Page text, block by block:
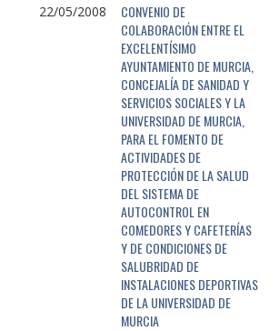
22/05/2008
CONVENIO DE
COLABORACIÓN ENTRE EL
EXCELENTÍSIMO
AYUNTAMIENTO DE MURCIA,
CONCEJALÍA DE SANIDAD Y
SERVICIOS SOCIALES Y LA
UNIVERSIDAD DE MURCIA,
PARA EL FOMENTO DE
ACTIVIDADES DE
PROTECCIÓN DE LA SALUD
DEL SISTEMA DE
AUTOCONTROL EN
COMEDORES Y CAFETERÍAS
Y DE CONDICIONES DE
SALUBRIDAD DE
INSTALACIONES DEPORTIVAS
DE LA UNIVERSIDAD DE
MURCIA